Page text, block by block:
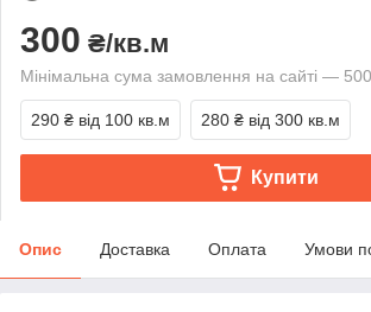
300 ₴/кв.м
Мінімальна сума замовлення на сайті —
290 ₴ від 100 кв.м 280 ₴ від 300 кв.м
Купити
Опис Доставка Оплата Умови